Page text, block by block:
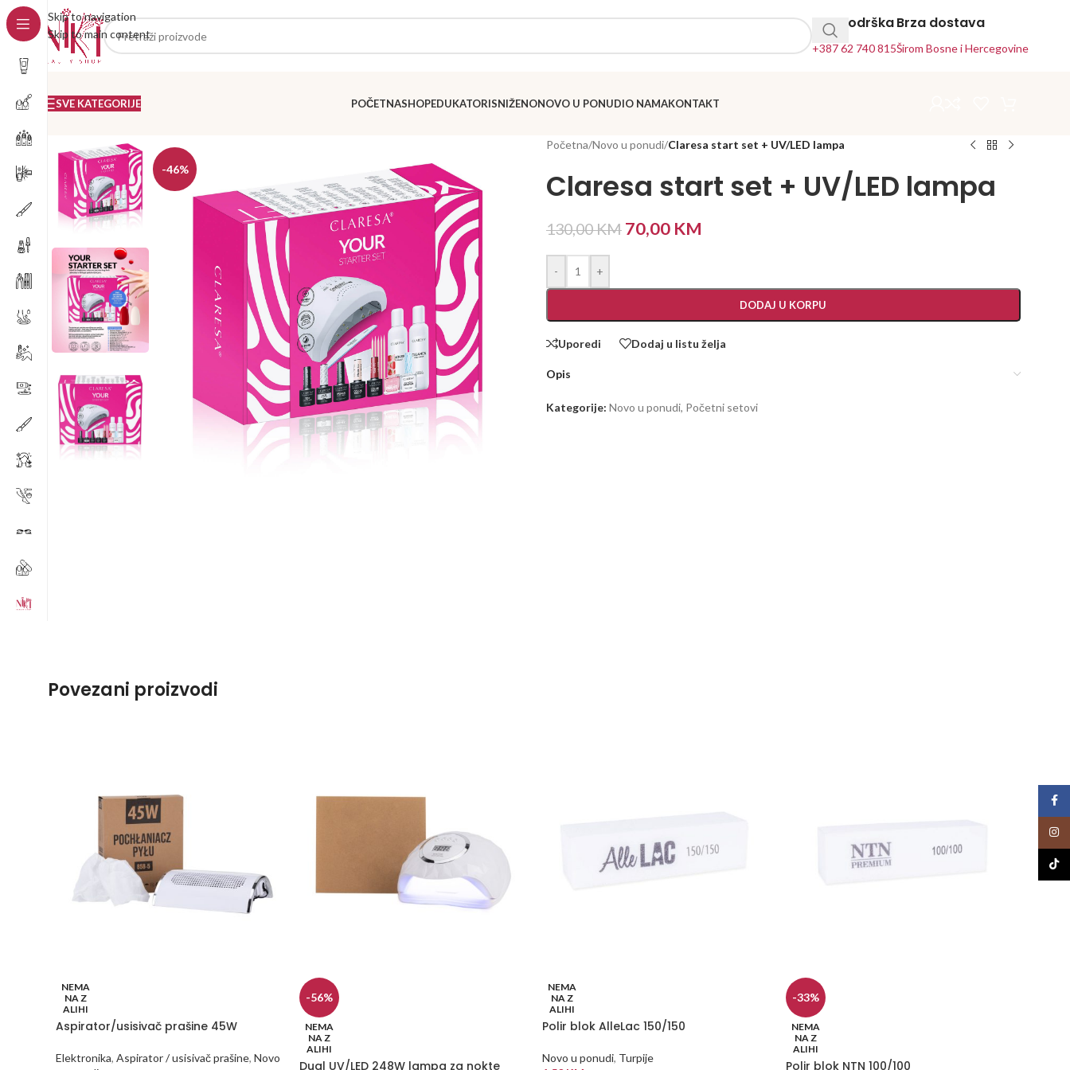
Skip to navigation
Skip to main content
24h Podrška
+387 62 740 815
Brza dostava
Širom Bosne i Hercegovine
SVE KATEGORIJE POČETNASHOPEDUKATORISNIŽENONOVO U PONUDIO NAMAKONTAKT
-46%
Početna/Novo u ponudi/Claresa start set + UV/LED lampa
Claresa start set + UV/LED lampa
130,00KM 70,00 KM
- +
DODAJ U KORPU
Uporedi Dodaj u listu želja
Opis
Kategorije: Novo u ponudi, Početni setovi
Povezani proizvodi
NEMA
NA Z
ALIHI
Aspirator/usisivač prašine 45W
Elektronika, Aspirator / usisivač prašine, Novo
-56%
NEMA
NA Z
ALIHI
Dual UV/LED 248W lampa za nokte
NEMA
NA Z
ALIHI
Polir blok AlleLac 150/150
Novo u ponudi, Turpije
-33%
NEMA
NA Z
ALIHI
Polir blok NTN 100/100